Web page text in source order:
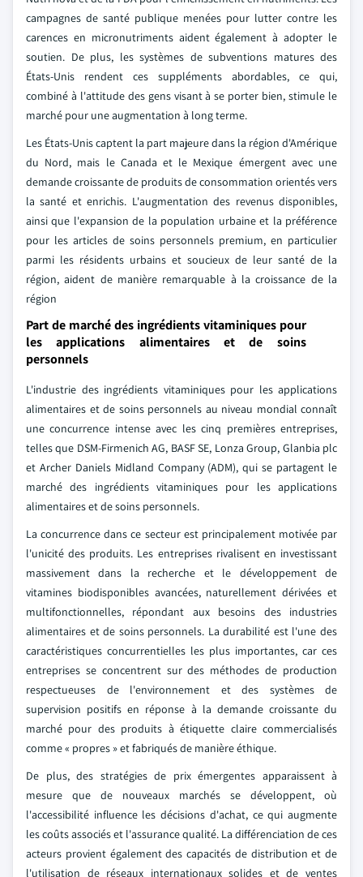
campagnes de santé publique menées pour lutter contre les
carences en micronutriments aident également à adopter le
soutien. De plus, les systèmes de subventions matures des
États-Unis rendent ces suppléments abordables, ce qui,
combiné à l'attitude des gens visant à se porter bien, stimule le
marché pour une augmentation à long terme.
Les États-Unis captent la part majeure dans la région d'Amérique
du Nord, mais le Canada et le Mexique émergent avec une
demande croissante de produits de consommation orientés vers
la santé et enrichis. L'augmentation des revenus disponibles,
ainsi que l'expansion de la population urbaine et la préférence
pour les articles de soins personnels premium, en particulier
parmi les résidents urbains et soucieux de leur santé de la
région, aident de manière remarquable à la croissance de la
région
Part de marché des ingrédients vitaminiques pour
les applications alimentaires et de soins
personnels
L'industrie des ingrédients vitaminiques pour les applications
alimentaires et de soins personnels au niveau mondial connaît
une concurrence intense avec les cinq premières entreprises,
telles que DSM-Firmenich AG, BASF SE, Lonza Group, Glanbia plc
et Archer Daniels Midland Company (ADM), qui se partagent le
marché des ingrédients vitaminiques pour les applications
alimentaires et de soins personnels.
La concurrence dans ce secteur est principalement motivée par
l'unicité des produits. Les entreprises rivalisent en investissant
massivement dans la recherche et le développement de
vitamines biodisponibles avancées, naturellement dérivées et
multifonctionnelles, répondant aux besoins des industries
alimentaires et de soins personnels. La durabilité est l'une des
caractéristiques concurrentielles les plus importantes, car ces
entreprises se concentrent sur des méthodes de production
respectueuses de l'environnement et des systèmes de
supervision positifs en réponse à la demande croissante du
marché pour des produits à étiquette claire commercialisés
comme « propres » et fabriqués de manière éthique.
De plus, des stratégies de prix émergentes apparaissent à
mesure que de nouveaux marchés se développent, où
l'accessibilité influence les décisions d'achat, ce qui augmente
les coûts associés et l'assurance qualité. La différenciation de ces
acteurs provient également des capacités de distribution et de
l'utilisation de réseaux internationaux solides et de ventes